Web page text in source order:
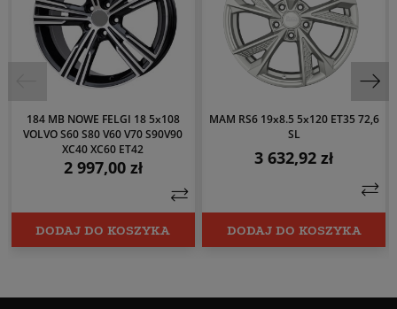
184 MB NOWE FELGI 18 5x108
VOLVO S60 S80 V60 V70 S90V90
XC40 XC60 ET42
Cena
2 997,00 zł
DODAJ DO KOSZYKA
MAM RS6 19x8.5 5x120 ET35 72,6
SL
Cena
3 632,92 zł
DODAJ DO KOSZYKA